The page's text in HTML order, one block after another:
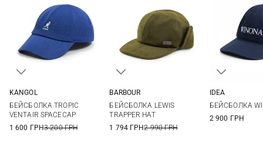
KANGOL
БЕЙСБОЛКА TROPIC
VENTAIR SPACECAP
1 600 ГРН3 200 ГРН
BARBOUR
БЕЙСБОЛКА LEWIS
TRAPPER HAT
1 794 ГРН2 990 ГРН
IDEA
БЕЙСБОЛКА
2 900 ГРН